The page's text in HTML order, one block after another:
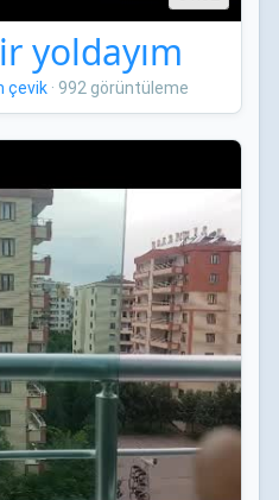
yoldayım
çevik· 992 görüntüleme